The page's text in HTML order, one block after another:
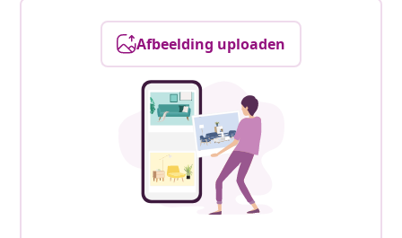
Afbeelding uploaden